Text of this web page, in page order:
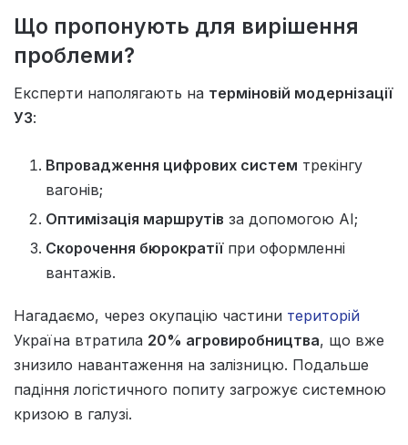
Що пропонують для вирішення
проблеми?
Експерти наполягають на терміновій модернізації
УЗ:
Впровадження цифрових систем трекінгу
вагонів;
Оптимізація маршрутів за допомогою AI;
Скорочення бюрократіїпри оформленні
вантажів.
Нагадаємо, через окупацію частини територій
Україна втратила 20% агровиробництва, що вже
знизило навантаження на залізницю. Подальше
падіння логістичного попиту загрожує системною
кризою в галузі.